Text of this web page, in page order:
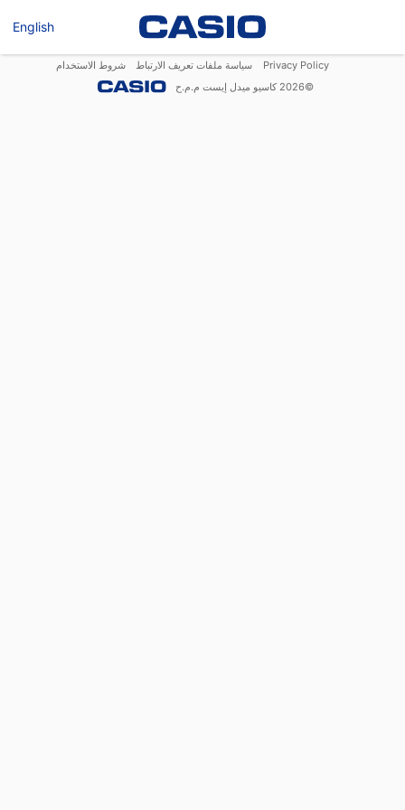
English
Privacy Policy سياسة ملفات تعريف الارتباط
شروط الاستخدام
©
2026 كاسيو ميدل إيست م.م.ح